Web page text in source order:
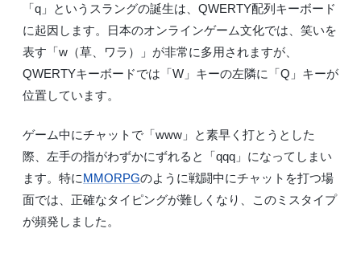
「q」というスラングの誕生は、QWERTY配列キーボード
に起因します。日本のオンラインゲーム文化では、笑いを
表す「w（草、ワラ）」が非常に多用されますが、
QWERTYキーボードでは「W」キーの左隣に「Q」キーが
位置しています。
ゲーム中にチャットで「www」と素早く打とうとした
際、左手の指がわずかにずれると「qqq」になってしまい
ます。特にMMORPGのように戦闘中にチャットを打つ場
面では、正確なタイピングが難しくなり、このミスタイプ
が頻発しました。